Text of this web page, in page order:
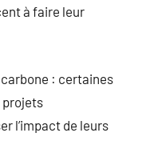
à faire leur
: certaines
projets
l’impact de leurs